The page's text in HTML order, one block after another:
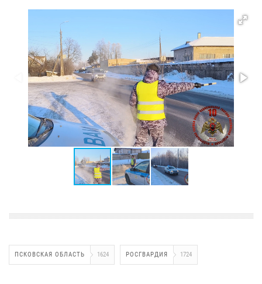
ПСКОВСКАЯ ОБЛАСТЬ 1624 РОСГВАРДИЯ 1724